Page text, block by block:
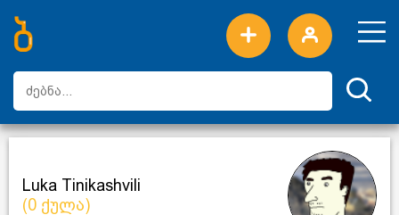
ახალი სიტყვები
ტოპ სიტყვები
დღის ტოპ სიტყვები
ტოპ მომხმარებლები
Luka Tinikashvili
(0 ქულა)